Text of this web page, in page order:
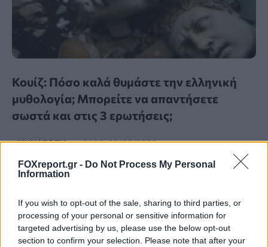
FOXreport.gr - Do Not Process My Personal
Information
If you wish to opt-out of the sale, sharing to third parties, or
processing of your personal or sensitive information for
targeted advertising by us, please use the below opt-out
section to confirm your selection. Please note that after your
Κουίζ: Πόσο καλά θυμάστε την ελληνική
μυθολογία; Μπορείτε να απαντήσετε
σωστά και στις 3 ερωτήσεις;
ΨΥΧΑΓΩΓΊΑ 21:00, 09/08/2026